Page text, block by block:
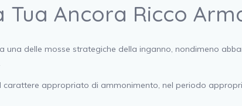
Tua Ancora Ricco
delle mosse strategiche della inganno, nondimeno
carattere appropriato di ammonimento, nel periodo